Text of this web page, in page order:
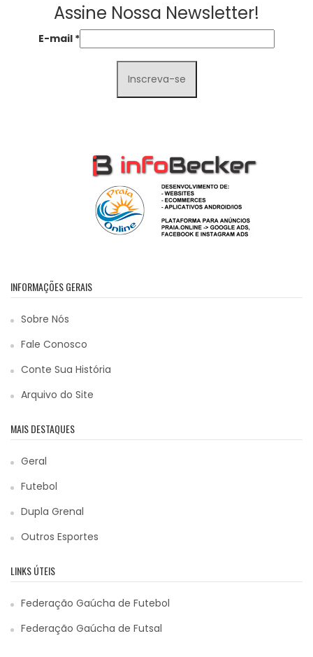
Assine Nossa Newsletter!
E-mail *
INFORMAÇÕES GERAIS
Sobre Nós
Fale Conosco
Conte Sua História
Arquivo do Site
MAIS DESTAQUES
Geral
Futebol
Dupla Grenal
Outros Esportes
LINKS ÚTEIS
Federação Gaúcha de Futebol
Federação Gaúcha de Futsal